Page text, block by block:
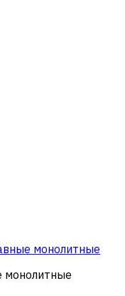
монолитные
монолитные